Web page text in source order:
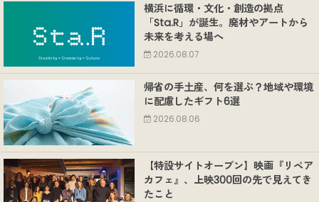
横浜に循環・文化・創造の拠点
「Sta.R」が誕生。廃材やアートから
未来を考える場へ
2026.08.07
帰省の手土産、何を選ぶ？地域や環境
に配慮したギフト6選
2026.08.06
【特設サイトオープン】映画『リペア
カフェ』、上映300回の先で見えてき
たこと